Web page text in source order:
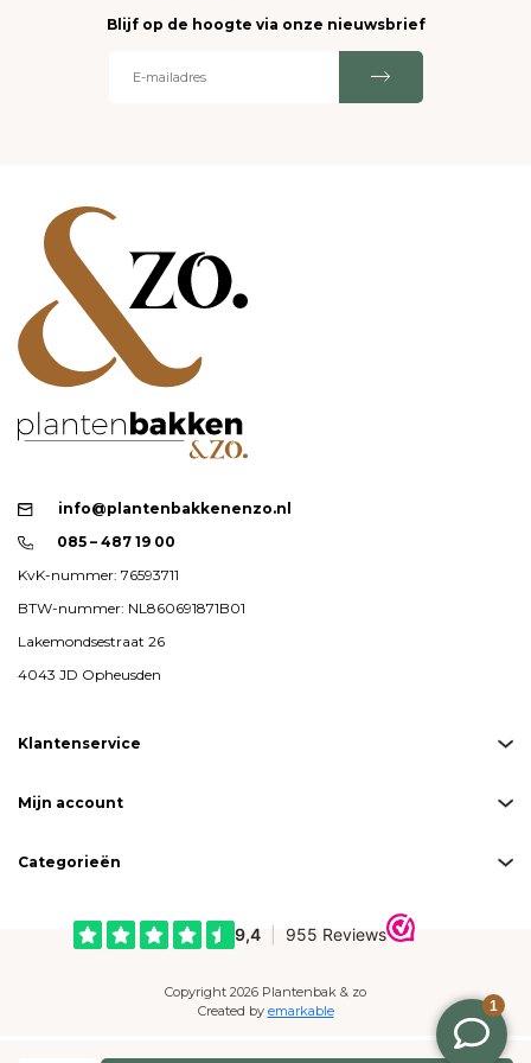
Blijf op de hoogte via onze nieuwsbrief
info@plantenbakkenenzo.nl
085 – 487 19 00
KvK-nummer: 76593711
BTW-nummer: NL860691871B01
Lakemondsestraat 26
4043 JD Opheusden
Klantenservice
Mijn account
Categorieën
Copyright 2026 Plantenbak & zo
Created by emarkable